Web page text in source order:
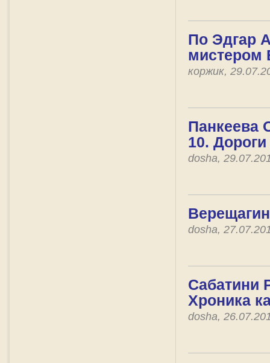
По Эдгар
мистером
коржик,
Панкеева
10.
dosha,
dosha,
Сабатини
Хроника
dosha,